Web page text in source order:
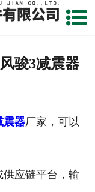
网站首页
发货现场
骏3减震器
震器厂家，可以
应链平台，输